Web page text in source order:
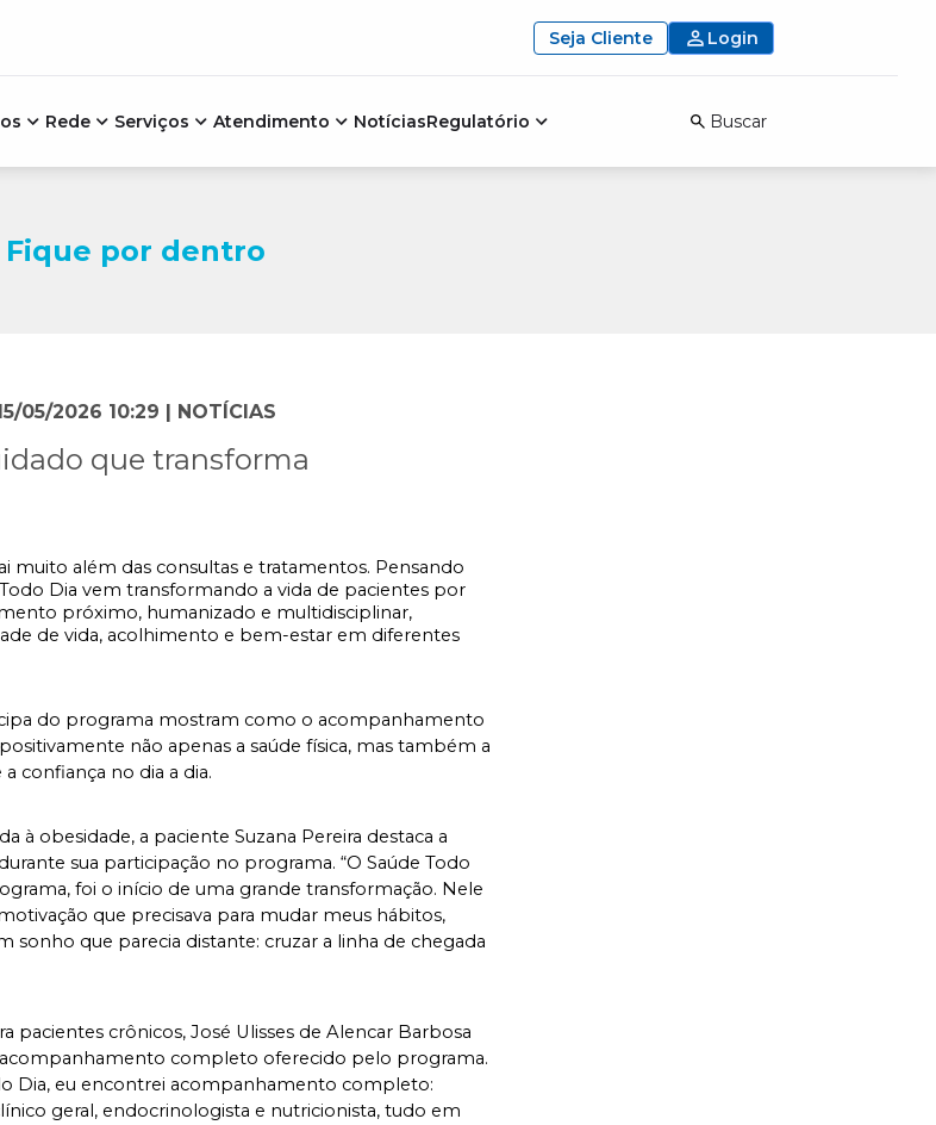
Seja Cliente Login
Rede Serviços Atendimento NotíciasRegulatório Buscar
Fique por dentro
05/2026 10:29 | NOTÍCIAS
que transforma
muito além das consultas e tratamentos. Pensando
Dia vem transformando a vida de pacientes por
próximo, humanizado e multidisciplinar,
de vida, acolhimento e bem-estar em diferentes
do programa mostram como o acompanhamento
não apenas a saúde física, mas também a
confiança no dia a dia.
à obesidade, a paciente Suzana Pereira destaca a
sua participação no programa. “O Saúde Todo
foi o início de uma grande transformação. Nele
que precisava para mudar meus hábitos,
sonho que parecia distante: cruzar a linha de chegada
pacientes crônicos, José Ulisses de Alencar Barbosa
completo oferecido pelo programa.
Dia, eu encontrei acompanhamento completo:
geral, endocrinologista e nutricionista, tudo em